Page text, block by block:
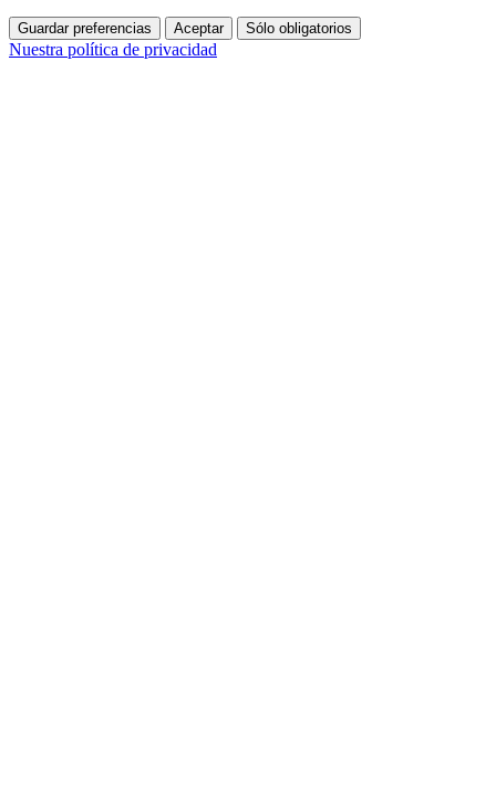
Guardar preferencias Aceptar Sólo obligatorios
Nuestra política de privacidad